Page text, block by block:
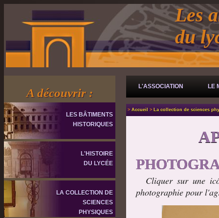
Les
du
A découvrir :
LES BÂTIMENTS
HISTORIQUES
L'HISTOIRE
DU LYCÉE
LA COLLECTION DE
SCIENCES
PHYSIQUES
L'ASSOCIATION LE
> Accueil > La collection de sciences
Cliquer sur une
photographie pour